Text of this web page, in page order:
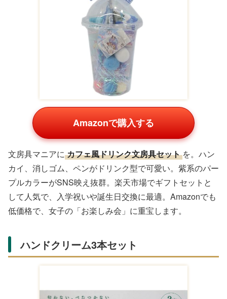
厚底スニーカーは、女子中学生のマ
ストアイテム。脚長効果でスタイルアップし、K-POP風
のデザインが可愛い。楽天市場で人気のホワイトやピンク
系はクッション性が高く、長時間履いても疲れにくい。
Amazonではサイズ展開豊富で、誕生日プレゼントにぴっ
たり。友達とお揃いで履けば、学校で話題に。
トライアングルイヤリング（ノンホール）